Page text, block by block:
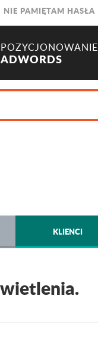
NIE PAMIĘTAM HASŁA
POZYCJONOWANIE
ADWORDS
KLIENCI